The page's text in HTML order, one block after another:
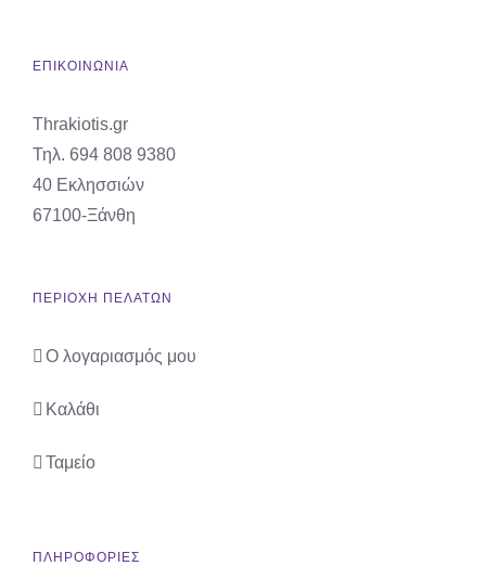
ΕΠΙΚΟΙΝΩΝΙΑ
Thrakiotis.gr
Τηλ. 694 808 9380
40 Εκλησσιών
67100-Ξάνθη
ΠΕΡΙΟΧΗ ΠΕΛΑΤΩΝ
Ο λογαριασμός μου
Καλάθι
Ταμείο
ΠΛΗΡΟΦΟΡΙΕΣ